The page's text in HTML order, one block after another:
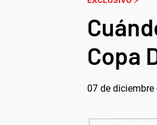
Copa
07 de diciembre